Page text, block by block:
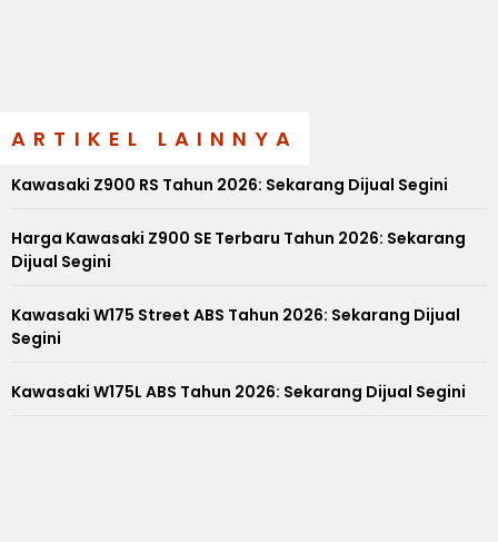
ARTIKEL LAINNYA
Kawasaki Z900 RS Tahun 2026: Sekarang Dijual Segini
Harga Kawasaki Z900 SE Terbaru Tahun 2026: Sekarang
Dijual Segini
Kawasaki W175 Street ABS Tahun 2026: Sekarang Dijual
Segini
Kawasaki W175L ABS Tahun 2026: Sekarang Dijual Segini